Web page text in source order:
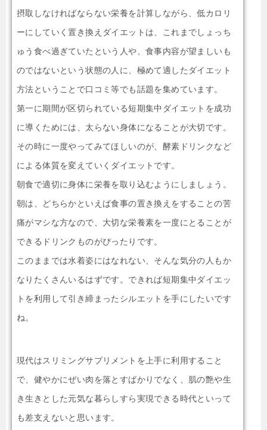
摂取しなければならない栄養を計算しながら、低カロリ
ーにしていく置き換えダイエットは、これまでしょっち
ゅう食べ過ぎていたという人や、食事内容が望ましいも
のではないという状態の人に、極めて適したダイエット
方法ということで口コミ等でも話題を集めています。
第一に期間が区切られている短期集中ダイエットを成功
に導くためには、太らない身体になることが大切です。
その時に一度やってみてほしいのが、酵素ドリンクなど
による体質を変えていくダイエットです。
朝食で適切に身体に栄養を取り込むようにしましょう。
朝は、どちらかといえば食事の置き換えをすることの苦
痛がマシな方なので、大切な栄養素を一度にとることが
できるドリンクものがぴったりです。
このままでは水着姿にはなれない、そんな気分の人もか
なりたくさんいるはずです。できれば短期集中ダイエッ
トを利用して引き締まったシルエットを手にしたいです
ね。
現代はスリミングサプリメントを上手に利用すること
で、健やかにぜい肉を落とすばかりでなく、肌の艶や生
き生きとした元気な暮らしすら実現できる時代といって
も差支えないと思います。